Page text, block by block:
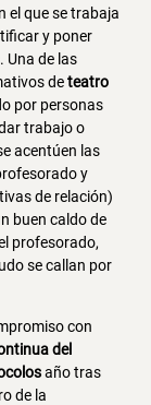
el que se trabaja
y poner
Una de las
deteatro
por personas
trabajo o
acentúen las
y
de relación)
buen caldo de
profesorado,
se callan por
con
del
año tras
de la